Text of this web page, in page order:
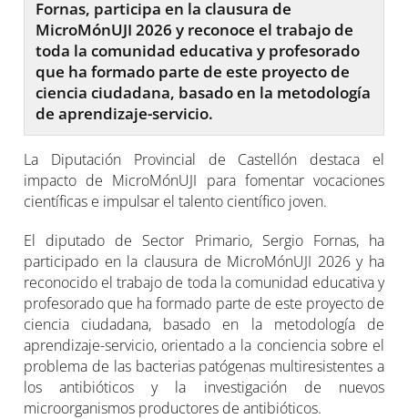
Fornas, participa en la clausura de
MicroMónUJI 2026 y reconoce el trabajo de
toda la comunidad educativa y profesorado
que ha formado parte de este proyecto de
ciencia ciudadana, basado en la metodología
de aprendizaje-servicio.
La Diputación Provincial de Castellón destaca el
impacto de MicroMónUJI para fomentar vocaciones
científicas e impulsar el talento científico joven.
El diputado de Sector Primario, Sergio Fornas, ha
participado en la clausura de MicroMónUJI 2026 y ha
reconocido el trabajo de toda la comunidad educativa y
profesorado que ha formado parte de este proyecto de
ciencia ciudadana, basado en la metodología de
aprendizaje-servicio, orientado a la conciencia sobre el
problema de las bacterias patógenas multiresistentes a
los antibióticos y la investigación de nuevos
microorganismos productores de antibióticos.